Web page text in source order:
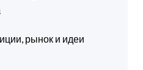
рынок и идеи